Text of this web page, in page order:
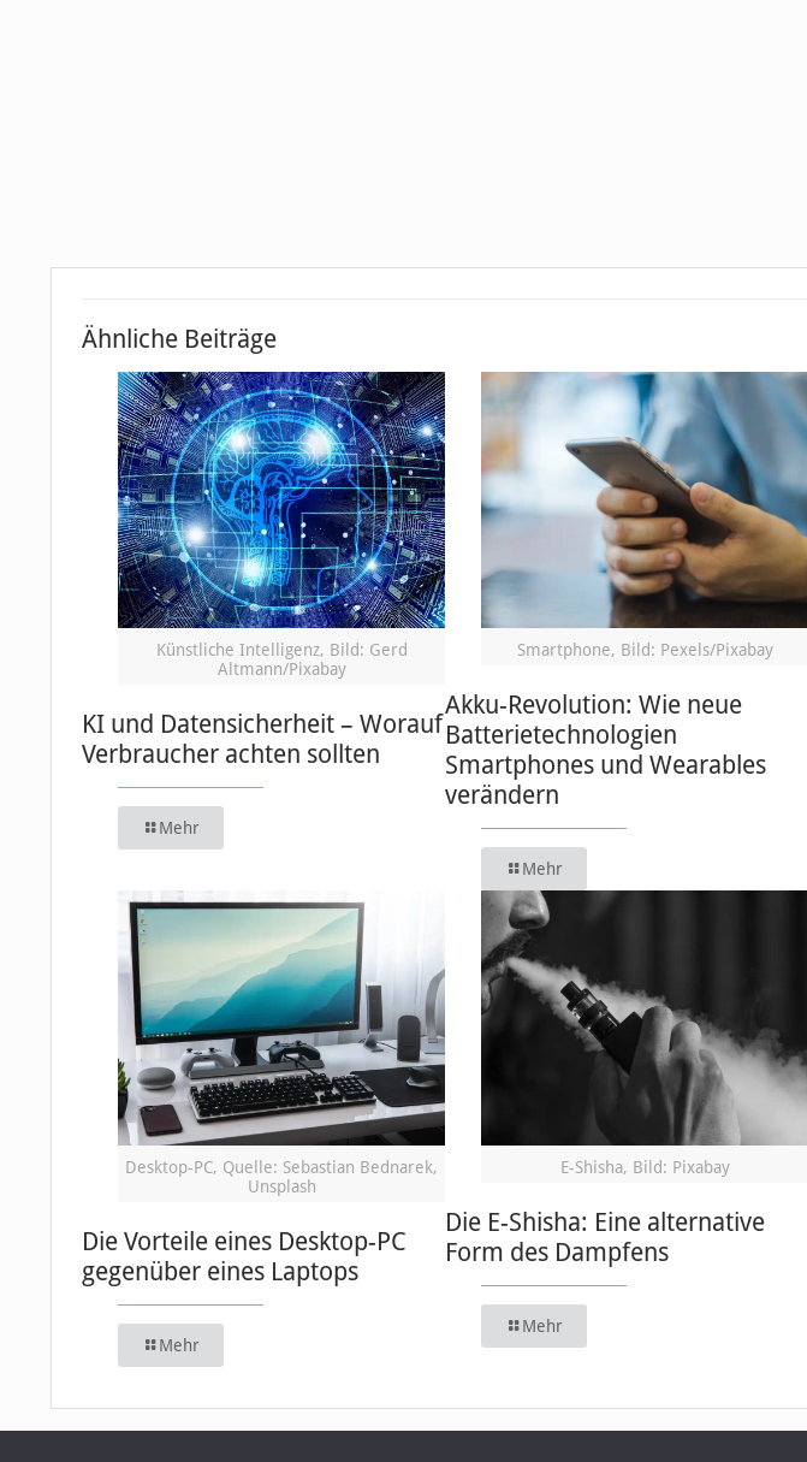
Ähnliche Beiträge
Künstliche Intelligenz, Bild: Gerd
Altmann/Pixabay
KI und Datensicherheit – Worauf
Verbraucher achten sollten
Mehr
Smartphone, Bild: Pexels/Pixabay
Akku-Revolution: Wie neue
Batterietechnologien
Smartphones und Wearables
verändern
Mehr
Desktop-PC, Quelle: Sebastian Bednarek,
Unsplash
Die Vorteile eines Desktop-PC
gegenüber eines Laptops
Mehr
E-Shisha, Bild: Pixabay
Die E-Shisha: Eine alternative
Form des Dampfens
Mehr